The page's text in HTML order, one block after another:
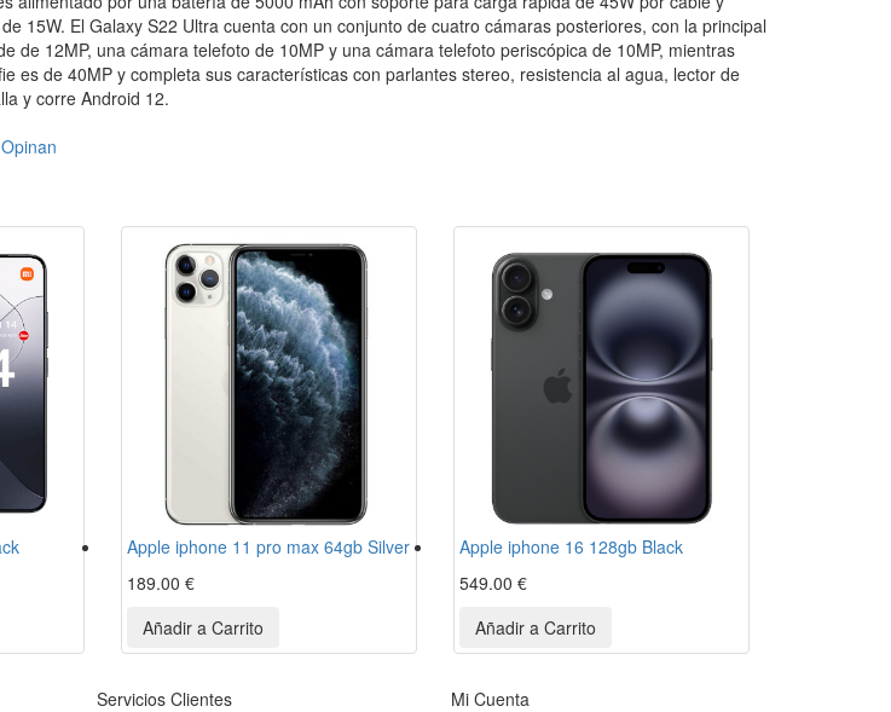
15W. El Galaxy S22 Ultra cuenta con un conjunto de cuatro cámaras posteriores, con la principal
de 12MP, una cámara telefoto de 10MP y una cámara telefoto periscópica de 10MP, mientras
es de 40MP y completa sus características con parlantes stereo, resistencia al agua, lector de
y corre Android 12.
Apple iphone 11 pro max 64gb Silver
189.00 €
Apple iphone 16 128gb Black
549.00 €
Servicios Clientes Mi Cuenta